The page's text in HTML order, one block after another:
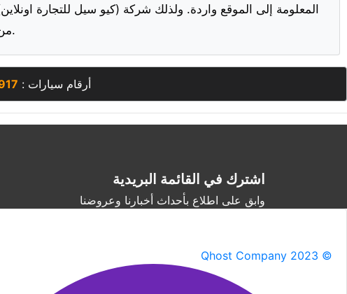
المعلومة إلى الموقع واردة. ولذلك شركة (كيو سيل للتجارة
من الأغراض المعلنة شخصيا والقيام بالفحص قبل الشراء.
أرقام سيارات :
اشترك في القائمة البريدية
وابق على اطلاع بأحداث أخبارنا وعروضنا
Qhost Company 2023 ©